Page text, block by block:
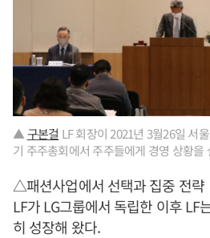
▲구본걸 LF 회장이 2021년 3월26일 서
기 주주총회에서 주주들에게 경영 상황을
△패션사업에서 선택과 집중 전략
LF가 LG그룹에서 독립한 이후 LF
히 성장해 왔다.